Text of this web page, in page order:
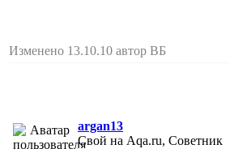
Изменено 13.10.10 автор ВБ
argan13
Свой на Aqa.ru, Советник